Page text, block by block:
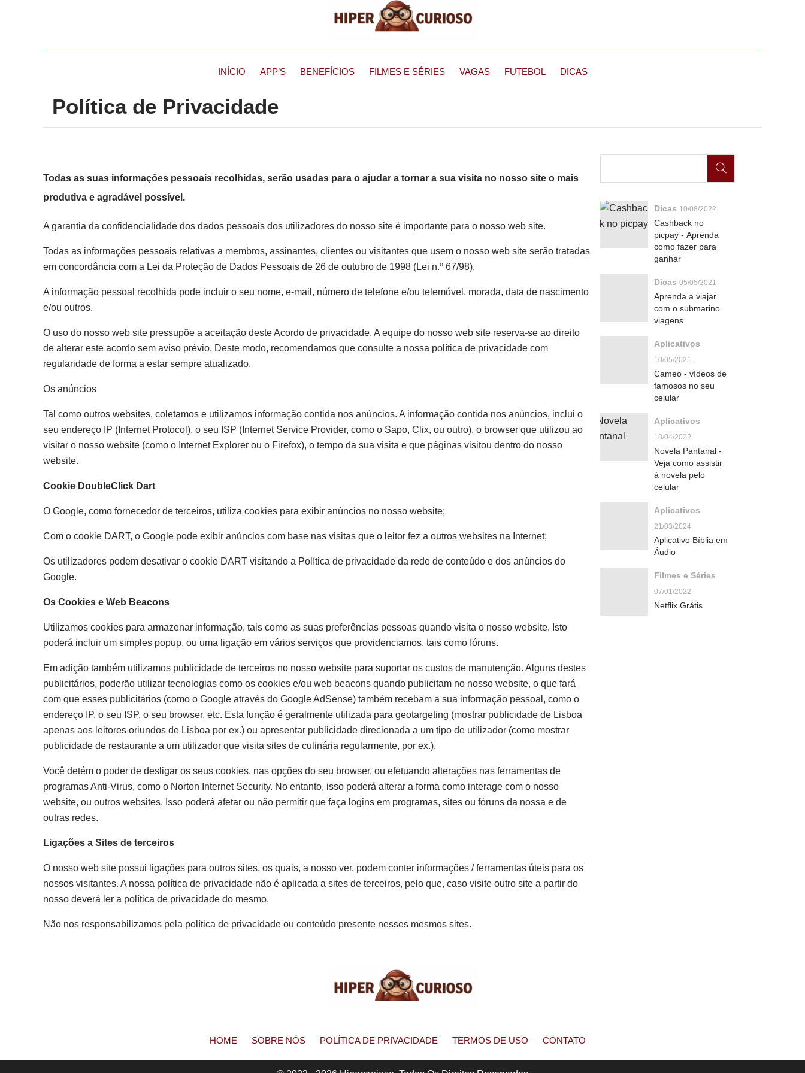
INÍCIO APP’S BENEFÍCIOS FILMES E SÉRIES VAGAS FUTEBOL DICAS
Política de Privacidade
Todas as suas informações pessoais recolhidas, serão usadas para o ajudar a tornar a sua visita no nosso site o mais
produtiva e agradável possível.
A garantia da confidencialidade dos dados pessoais dos utilizadores do nosso site é importante para o nosso web site.
Todas as informações pessoais relativas a membros, assinantes, clientes ou visitantes que usem o nosso web site serão tratadas
em concordância com a Lei da Proteção de Dados Pessoais de 26 de outubro de 1998 (Lei n.º 67/98).
A informação pessoal recolhida pode incluir o seu nome, e-mail, número de telefone e/ou telemóvel, morada, data de nascimento
e/ou outros.
O uso do nosso web site pressupõe a aceitação deste Acordo de privacidade. A equipe do nosso web site reserva-se ao direito
de alterar este acordo sem aviso prévio. Deste modo, recomendamos que consulte a nossa política de privacidade com
regularidade de forma a estar sempre atualizado.
Os anúncios
Tal como outros websites, coletamos e utilizamos informação contida nos anúncios. A informação contida nos anúncios, inclui o
seu endereço IP (Internet Protocol), o seu ISP (Internet Service Provider, como o Sapo, Clix, ou outro), o browser que utilizou ao
visitar o nosso website (como o Internet Explorer ou o Firefox), o tempo da sua visita e que páginas visitou dentro do nosso
website.
Cookie DoubleClick Dart
O Google, como fornecedor de terceiros, utiliza cookies para exibir anúncios no nosso website;
Com o cookie DART, o Google pode exibir anúncios com base nas visitas que o leitor fez a outros websites na Internet;
Os utilizadores podem desativar o cookie DART visitando a Política de privacidade da rede de conteúdo e dos anúncios do
Google.
Os Cookies e Web Beacons
Utilizamos cookies para armazenar informação, tais como as suas preferências pessoas quando visita o nosso website. Isto
poderá incluir um simples popup, ou uma ligação em vários serviços que providenciamos, tais como fóruns.
Em adição também utilizamos publicidade de terceiros no nosso website para suportar os custos de manutenção. Alguns destes
publicitários, poderão utilizar tecnologias como os cookies e/ou web beacons quando publicitam no nosso website, o que fará
com que esses publicitários (como o Google através do Google AdSense) também recebam a sua informação pessoal, como o
endereço IP, o seu ISP, o seu browser, etc. Esta função é geralmente utilizada para geotargeting (mostrar publicidade de Lisboa
apenas aos leitores oriundos de Lisboa por ex.) ou apresentar publicidade direcionada a um tipo de utilizador (como mostrar
publicidade de restaurante a um utilizador que visita sites de culinária regularmente, por ex.).
Você detém o poder de desligar os seus cookies, nas opções do seu browser, ou efetuando alterações nas ferramentas de
programas Anti-Virus, como o Norton Internet Security. No entanto, isso poderá alterar a forma como interage com o nosso
website, ou outros websites. Isso poderá afetar ou não permitir que faça logins em programas, sites ou fóruns da nossa e de
outras redes.
Ligações a Sites de terceiros
O nosso web site possui ligações para outros sites, os quais, a nosso ver, podem conter informações / ferramentas úteis para os
nossos visitantes. A nossa política de privacidade não é aplicada a sites de terceiros, pelo que, caso visite outro site a partir do
nosso deverá ler a política de privacidade do mesmo.
Não nos responsabilizamos pela política de privacidade ou conteúdo presente nesses mesmos sites.
Dicas 10/08/2022
Cashback no
picpay - Aprenda
como fazer para
ganhar
Dicas 05/05/2021
Aprenda a viajar
com o submarino
viagens
Aplicativos
10/05/2021
Cameo - vídeos de
famosos no seu
celular
Aplicativos
18/04/2022
Novela Pantanal -
Veja como assistir
à novela pelo
celular
Aplicativos
21/03/2024
Aplicativo Bíblia em
Áudio
Filmes e Séries
07/01/2022
Netflix Grátis
HOME SOBRE NÓS POLÍTICA DE PRIVACIDADE TERMOS DE USO CONTATO